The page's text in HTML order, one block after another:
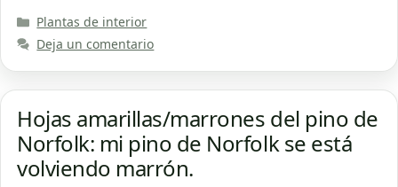
Categorías
Plantas de interior
Deja un comentario
Hojas amarillas/marrones del pino de
Norfolk: mi pino de Norfolk se está
volviendo marrón.